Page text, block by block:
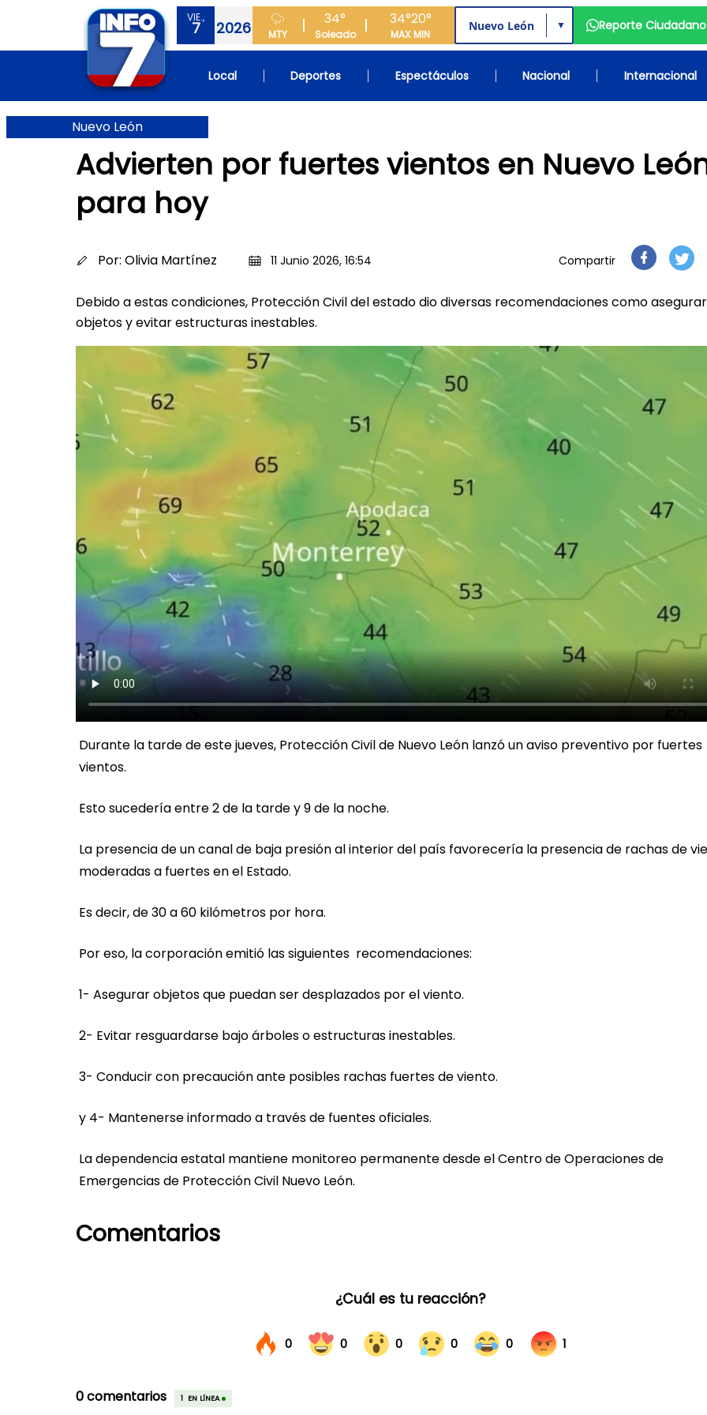
VIE.,
7 2026 MTY
34°
Soleado
34°
MAX
20°
MIN
▼ Reporte Ciudadano
Local Deportes Espectáculos Nacional Internacional
Nuevo León
Advierten por fuertes vientos en Nuevo
para hoy
Por: Olivia Martínez 11 Junio 2026, 16:54 Compartir
Debido a estas condiciones, Protección Civil del estado dio diversas recomendaciones como asegurar
objetos y evitar estructuras inestables.
Durante la tarde de este jueves, Protección Civil de Nuevo León lanzó un aviso preventivo por fuertes
vientos.
Esto sucedería entre 2 de la tarde y 9 de la noche.
La presencia de un canal de baja presión al interior del país favorecería la presencia de rachas de
moderadas a fuertes en el Estado.
Es decir, de 30 a 60 kilómetros por hora.
Por eso, la corporación emitió las siguientes recomendaciones:
1- Asegurar objetos que puedan ser desplazados por el viento.
2- Evitar resguardarse bajo árboles o estructuras inestables.
3- Conducir con precaución ante posibles rachas fuertes de viento.
y 4- Mantenerse informado a través de fuentes oficiales.
La dependencia estatal mantiene monitoreo permanente desde el Centro de Operaciones de
Emergencias de Protección Civil Nuevo León.
Comentarios